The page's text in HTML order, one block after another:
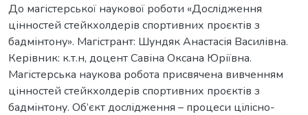
До магістерської наукової роботи «Дослідження
цінностей стейкхолдерів спортивних проєктів з
бадмінтону». Магістрант: Шундяк Анастасія Василівна.
Керівник: к.т.н, доцент Савіна Оксана Юріївна.
Магістерська наукова робота присвячена вивченням
цінностей стейкхолдерів спортивних проєктів з
бадмінтону. Об’єкт дослідження – процеси цілісно-